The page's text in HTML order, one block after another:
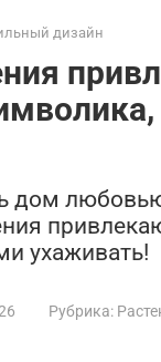
дизайн
дом
ухаживать!
Рубрика: